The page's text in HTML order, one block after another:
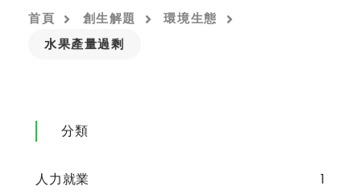
首頁 創生解題
環境生態
水果產量過剩
分類
人力就業
1